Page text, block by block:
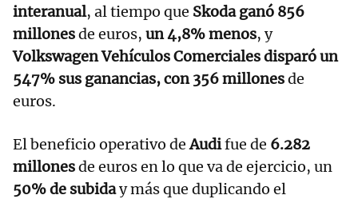
interanual, al tiempo que Skoda ganó 856
millonesde euros, un 4,8% menos, y
Volkswagen Vehículos Comerciales disparó un
547% sus ganancias, con 356 millonesde
euros.
El beneficio operativo deAudifue de 6.282
millonesde euros en lo que va de ejercicio, un
50% de subiday más que duplicando el